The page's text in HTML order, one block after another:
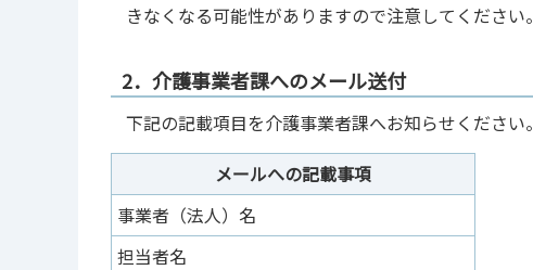
きなくなる可能性がありますので注意してください。
2．介護事業者課へのメール送付
下記の記載項目を介護事業者課へお知らせください。
メールへの記載事項
事業者（法人）名
担当者名